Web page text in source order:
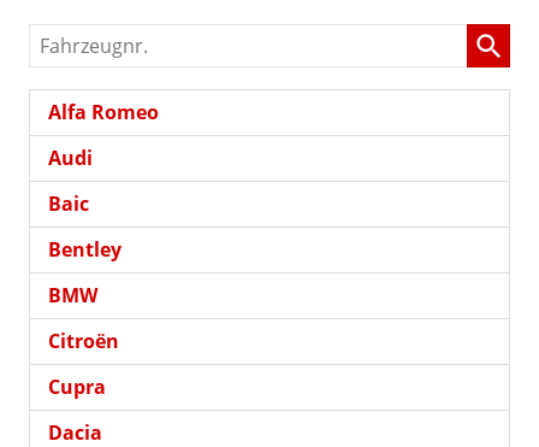
Fahrzeugnr.
Alfa Romeo
Audi
Baic
Bentley
BMW
Citroën
Cupra
Dacia